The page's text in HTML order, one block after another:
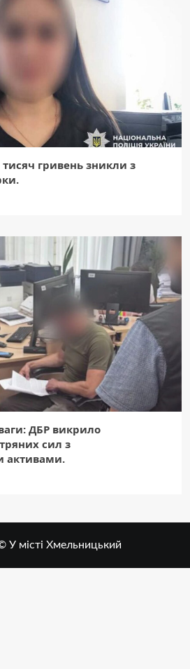
гривень зникли з
ДБР викрило
сил з
активами.
У місті Хмельницький